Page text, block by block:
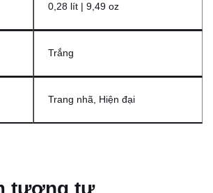
0,28 lít | 9,49 oz
Trắng
Trang nhã, Hiện đại
tương tự